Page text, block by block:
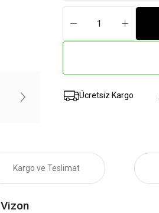
Ücretsiz Kargo
Kargo ve Teslimat